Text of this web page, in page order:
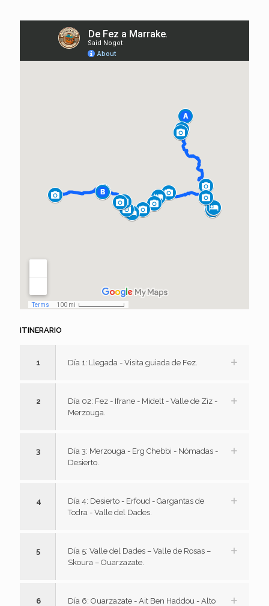
ITINERARIO
1 Día 1: Llegada - Visita guiada de Fez.
2
Día 02: Fez - Ifrane - Midelt - Valle de Ziz -
Merzouga.
3
Día 3: Merzouga - Erg Chebbi - Nómadas -
Desierto.
4
Día 4: Desierto - Erfoud - Gargantas de
Todra - Valle del Dades.
5
Día 5: Valle del Dades – Valle de Rosas –
Skoura – Ouarzazate.
6
Día 6: Ouarzazate - Ait Ben Haddou - Alto